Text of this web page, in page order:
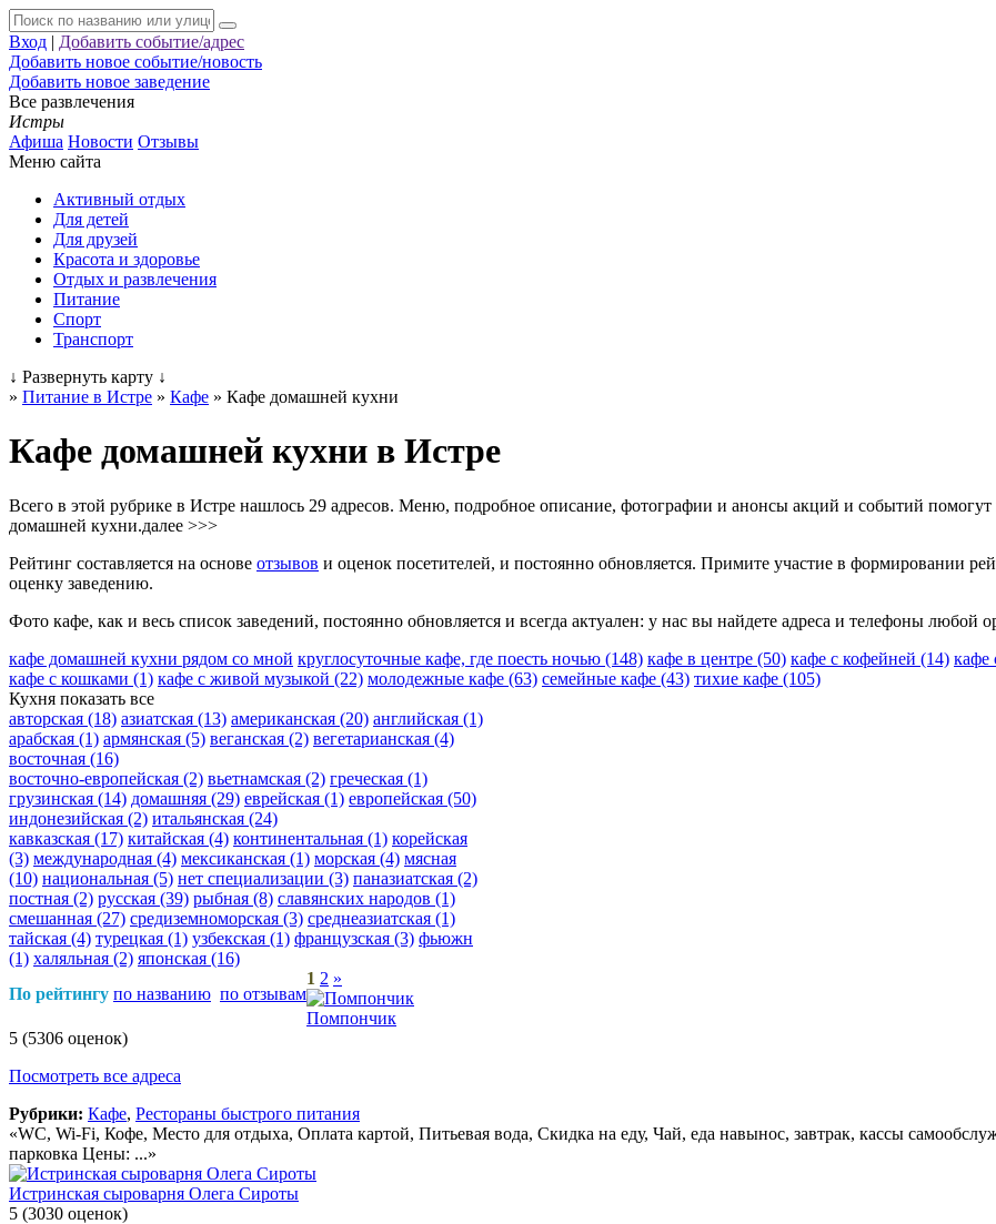
Вход | Добавить событие/адрес
Добавить новое событие/новость
Добавить новое заведение
Все развлечения
Истры
Афиша Новости Отзывы
Меню сайта
Активный отдых
Для детей
Для друзей
Красота и здоровье
Отдых и развлечения
Питание
Спорт
Транспорт
↓ Развернуть карту ↓
» Питание в Истре » Кафе » Кафе домашней кухни
Кафе домашней кухни в Истре
Всего в этой рубрике в Истре нашлось 29 адресов. Меню, подробное описание, фотографии и анонсы акций и событий помогут
домашней кухни.далее >>>
Рейтинг составляется на основе отзывов и оценок посетителей, и постоянно обновляется. Примите участие в формировании
оценку заведению.
Фото кафе, как и весь список заведений, постоянно обновляется и всегда актуален: у нас вы найдете адреса и телефоны любой
кафе домашней кухни рядом со мной круглосуточные кафе, где поесть ночью (148) кафе в центре (50) кафе с кофейней (14) кафе
кафе с кошками (1) кафе с живой музыкой (22) молодежные кафе (63) семейные кафе (43) тихие кафе (105)
Кухня показать все
авторская (18) азиатская (13) американская (20) английская (1)
арабская (1) армянская (5) веганская (2) вегетарианская (4)
восточная (16)
восточно-европейская (2) вьетнамская (2) греческая (1)
грузинская (14) домашняя (29) еврейская (1) европейская (50)
индонезийская (2) итальянская (24)
кавказская (17) китайская (4) континентальная (1) корейская
(3) международная (4) мексиканская (1) морская (4) мясная
(10) национальная (5) нет специализации (3) паназиатская (2)
постная (2) русская (39) рыбная (8) славянских народов (1)
смешанная (27) средиземноморская (3) среднеазиатская (1)
тайская (4) турецкая (1) узбекская (1) французская (3) фьюжн
(1) халяльная (2) японская (16)
По рейтингу по названию по отзывам
1 2 »
Помпончик
5 (5306 оценок)
Посмотреть все адреса
Рубрики: Кафе, Рестораны быстрого питания
«WC, Wi-Fi, Кофе, Место для отдыха, Оплата картой, Питьевая вода, Скидка на еду, Чай, еда навынос, завтрак, кассы
парковка Цены: ...»
Истринская сыроварня Олега Сироты
5 (3030 оценок)